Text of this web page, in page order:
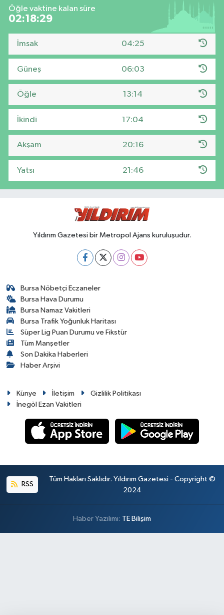
Öğle vaktine kalan süre
02:18:29
İmsak 04:25
Güneş 06:03
Öğle 13:14
İkindi 17:04
Akşam 20:16
Yatsı 21:46
Yıldırım Gazetesi bir Metropol Ajans kuruluşudur.
Bursa Nöbetçi Eczaneler
Bursa Hava Durumu
Bursa Namaz Vakitleri
Bursa Trafik Yoğunluk Haritası
Süper Lig Puan Durumu ve Fikstür
Tüm Manşetler
Son Dakika Haberleri
Haber Arşivi
Künye İletişim
Gizlilik Politikası
İnegöl Ezan Vakitleri
RSS
Tüm Hakları Saklıdır. Yıldırım Gazetesi - Copyright ©
2024
Haber Yazılımı: TE Bilişim